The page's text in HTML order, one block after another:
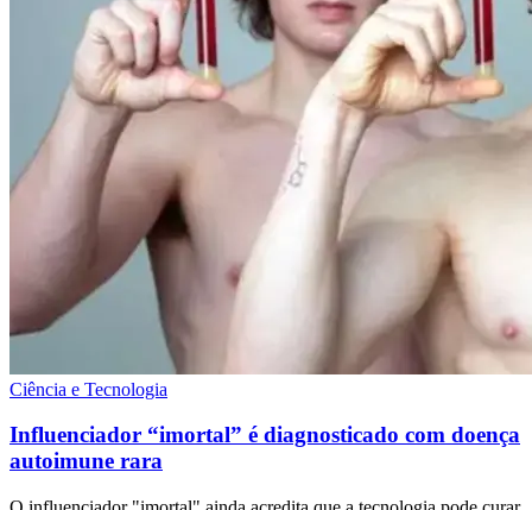
Ciência e Tecnologia
Influenciador “imortal” é diagnosticado com doença
autoimune rara